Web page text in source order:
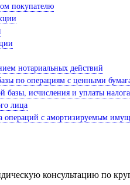
покупателю
нотариальных действий
по операциям с ценными
базы, исчисления и уплаты
лица
операций с амортизируемым
консультацию по